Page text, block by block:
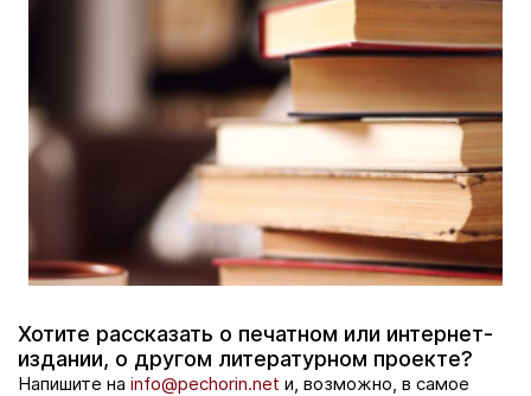
Хотите рассказать о печатном или интернет-
издании, о другом литературном проекте?
Напишите на info@pechorin.net и, возможно, в самое